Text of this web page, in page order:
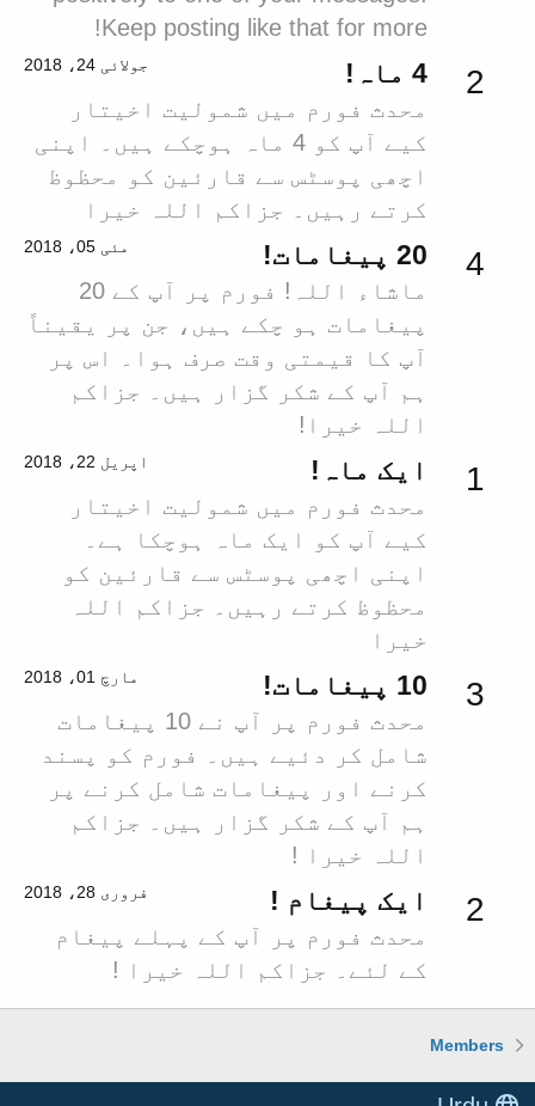
Keep posting like that for more!
2 جولائی 24، 2018 4 ماہ!
محدث فورم میں شمولیت اخیتار
کیے آپ کو 4 ماہ ہوچکے ہیں۔ اپنی
اچھی پوسٹس سے قارئین کو محظوظ
کرتے رہیں۔ جزاکم اللہ خیرا
4 مئی 05، 2018 20 پیغامات!
ماشاء اللہ! فورم پر آپ کے 20
پیغامات ہو چکے ہیں، جن پر یقیناً
آپ کا قیمتی وقت صرف ہوا۔ اس پر
ہم آپ کے شکر گزار ہیں۔ جزاکم
اللہ خیرا!
1 اپریل 22، 2018 ایک ماہ!
محدث فورم میں شمولیت اخیتار
کیے آپ کو ایک ماہ ہوچکا ہے۔
اپنی اچھی پوسٹس سے قارئین کو
محظوظ کرتے رہیں۔ جزاکم اللہ
خیرا
3 مارچ 01، 2018 10 پیغامات!
محدث فورم پر آپ نے 10 پیغامات
شامل کر دئیے ہیں۔ فورم کو پسند
کرنے اور پیغامات شامل کرنے پر
ہم آپ کے شکر گزار ہیں۔ جزاکم
اللہ خیرا !
2 فروری 28، 2018 ایک پیغام !
محدث فورم پر آپ کے پہلے پیغام
کے لئے۔ جزاکم اللہ خیرا !
Members